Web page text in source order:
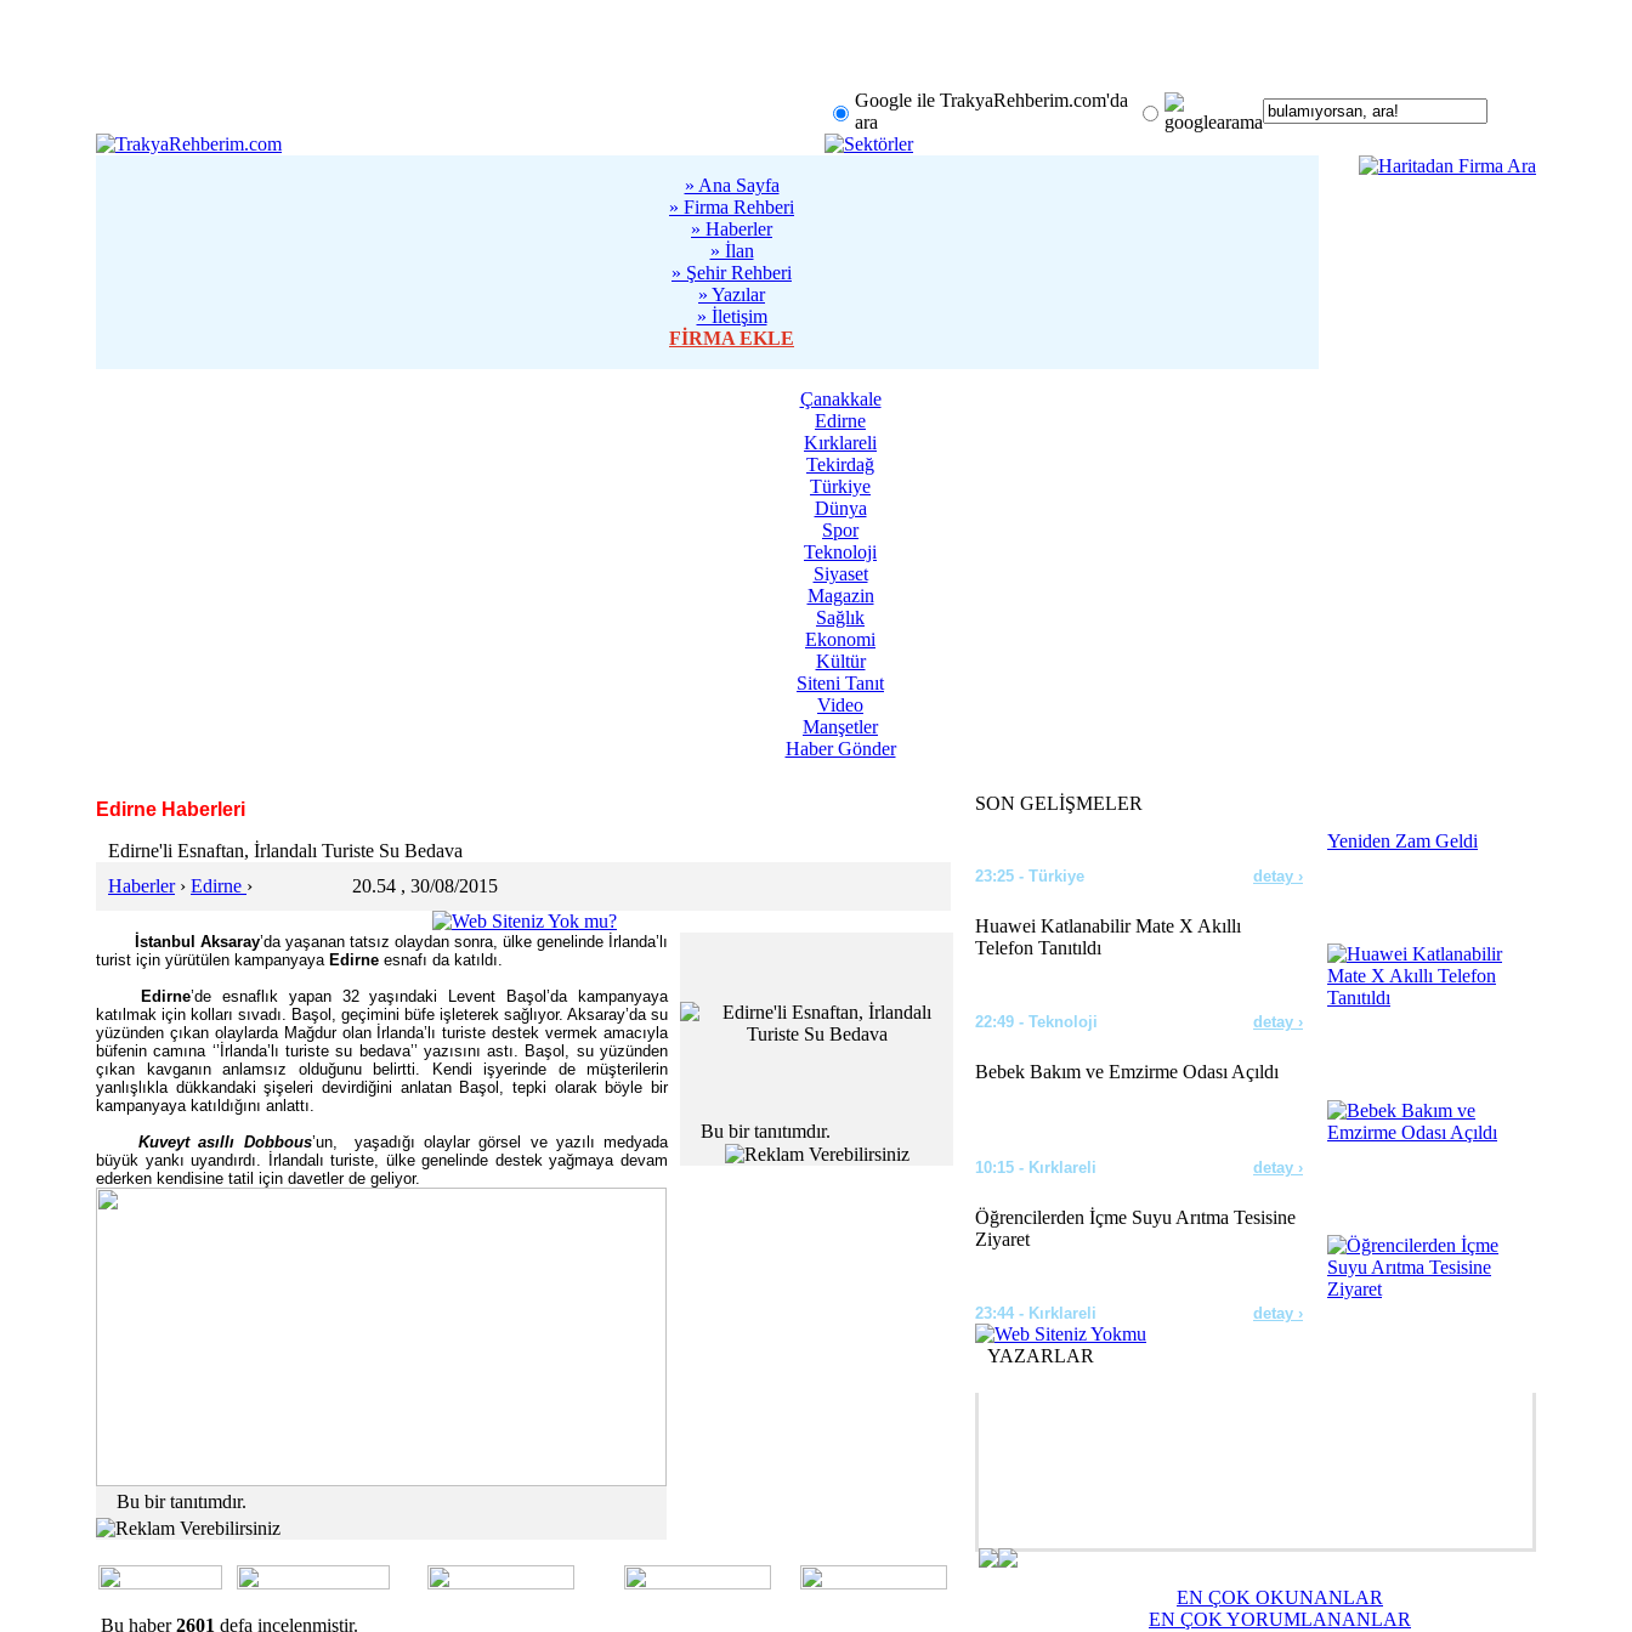
Google ile TrakyaRehberim.com'da
ara
» Ana Sayfa
» Firma Rehberi
» Haberler
» İlan
» Şehir Rehberi
» Yazılar
» İletişim
FİRMA EKLE
Çanakkale
Edirne
Kırklareli
Tekirdağ
Türkiye
Dünya
Spor
Teknoloji
Siyaset
Magazin
Sağlık
Ekonomi
Kültür
Siteni Tanıt
Video
Manşetler
Haber Gönder
Edirne Haberleri
Edirne'li Esnaftan, İrlandalı Turiste Su Bedava
Haberler› Edirne › 20.54 , 30/08/2015
Bu bir tanıtımdır.
İstanbul Aksaray’da yaşanan tatsız olaydan sonra, ülke genelinde İrlanda’lı
turist için yürütülen kampanyaya Edirne esnafı da katıldı.
Edirne’de esnaflık yapan 32 yaşındaki Levent Başol’da kampanyaya
katılmak için kolları sıvadı. Başol, geçimini büfe işleterek sağlıyor. Aksaray’da su
yüzünden çıkan olaylarda Mağdur olan İrlanda’lı turiste destek vermek amacıyla
büfenin camına ‘’İrlanda’lı turiste su bedava’’ yazısını astı. Başol, su yüzünden
çıkan kavganın anlamsız olduğunu belirtti. Kendi işyerinde de müşterilerin
yanlışlıkla dükkandaki şişeleri devirdiğini anlatan Başol, tepki olarak böyle bir
kampanyaya katıldığını anlattı.
Kuveyt asıllı Dobbous’un, yaşadığı olaylar görsel ve yazılı medyada
büyük yankı uyandırdı. İrlandalı turiste, ülke genelinde destek yağmaya devam
ederken kendisine tatil için davetler de geliyor.
Bu bir tanıtımdır.
Bu haber2601 defa incelenmiştir.
SON GELİŞMELER
23:25 - Türkiye detay ›
Huawei Katlanabilir Mate X Akıllı
Telefon Tanıtıldı
22:49 - Teknoloji detay ›
Bebek Bakım ve Emzirme Odası Açıldı
10:15 - Kırklareli detay ›
Öğrencilerden İçme Suyu Arıtma Tesisine
Ziyaret
23:44 - Kırklareli detay ›
Okul ve Camilerde Dezenfeksiyon
detay ›
YAZARLAR
Kemal Atatürk’ün, genç subaylık
Dukan diyeti tahtını korumaya devam ediyor. Dukan diyeti,
EN ÇOK OKUNANLAR
EN ÇOK YORUMLANANLAR